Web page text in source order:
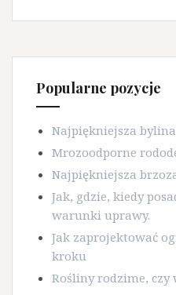
Popularne pozycje
Najpiękniejsza
Mrozoodporne
Najpiękniejsza
Jak, gdzie, kiedy
warunki uprawy.
Jak zaprojektować
kroku
Rośliny rodzime, czy